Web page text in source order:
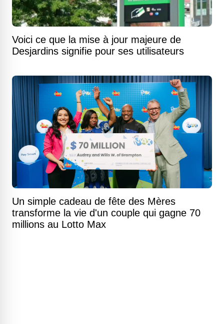
Voici ce que la mise à jour majeure de
Desjardins signifie pour ses utilisateurs
Un simple cadeau de fête des Mères
transforme la vie d'un couple qui gagne 70
millions au Lotto Max